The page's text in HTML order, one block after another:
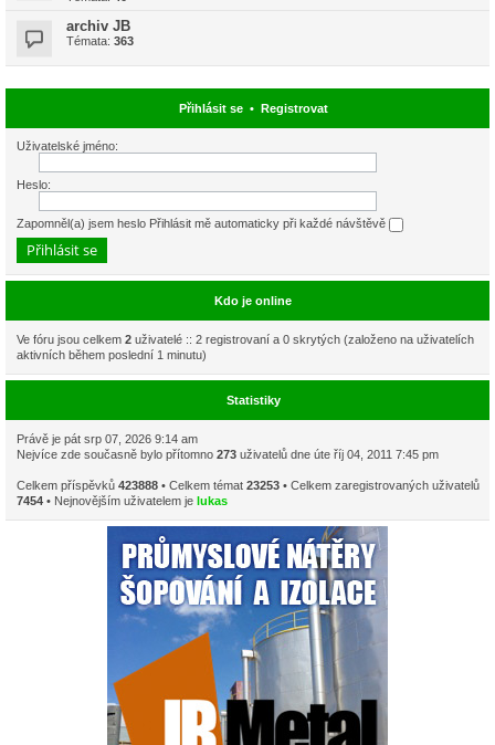
archiv JB
Témata: 363
Přihlásit se• Registrovat
Uživatelské jméno:
Heslo:
Zapomněl(a) jsem heslo Přihlásit mě automaticky při každé návštěvě
Kdo je online
Ve fóru jsou celkem 2 uživatelé :: 2 registrovaní a 0 skrytých (založeno na uživatelích
aktivních během poslední 1 minutu)
Statistiky
Právě je pát srp 07, 2026 9:14 am
Nejvíce zde současně bylo přítomno 273 uživatelů dne úte říj 04, 2011 7:45 pm
Celkem příspěvků 423888 • Celkem témat 23253 • Celkem zaregistrovaných uživatelů
7454 • Nejnovějším uživatelem je lukas